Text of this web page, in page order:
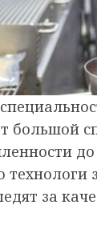
большой
за